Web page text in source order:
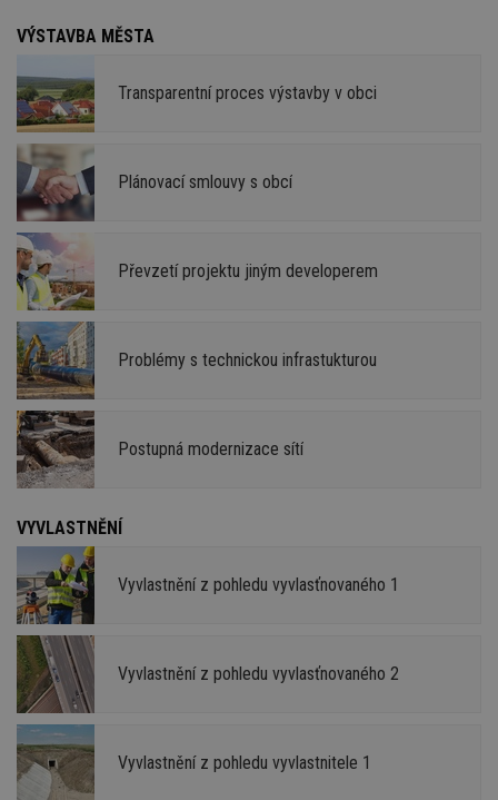
VÝSTAVBA MĚSTA
Transparentní proces výstavby v obci
Plánovací smlouvy s obcí
Převzetí projektu jiným developerem
Problémy s technickou infrastukturou
Postupná modernizace sítí
VYVLASTNĚNÍ
Vyvlastnění z pohledu vyvlasťnovaného 1
Vyvlastnění z pohledu vyvlasťnovaného 2
Vyvlastnění z pohledu vyvlastnitele 1